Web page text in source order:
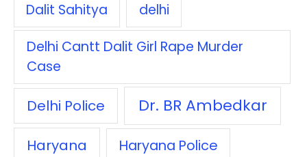
Dalit Sahitya delhi
Delhi Cantt Dalit Girl Rape Murder
Case
Delhi Police Dr. BR Ambedkar
Haryana Haryana Police